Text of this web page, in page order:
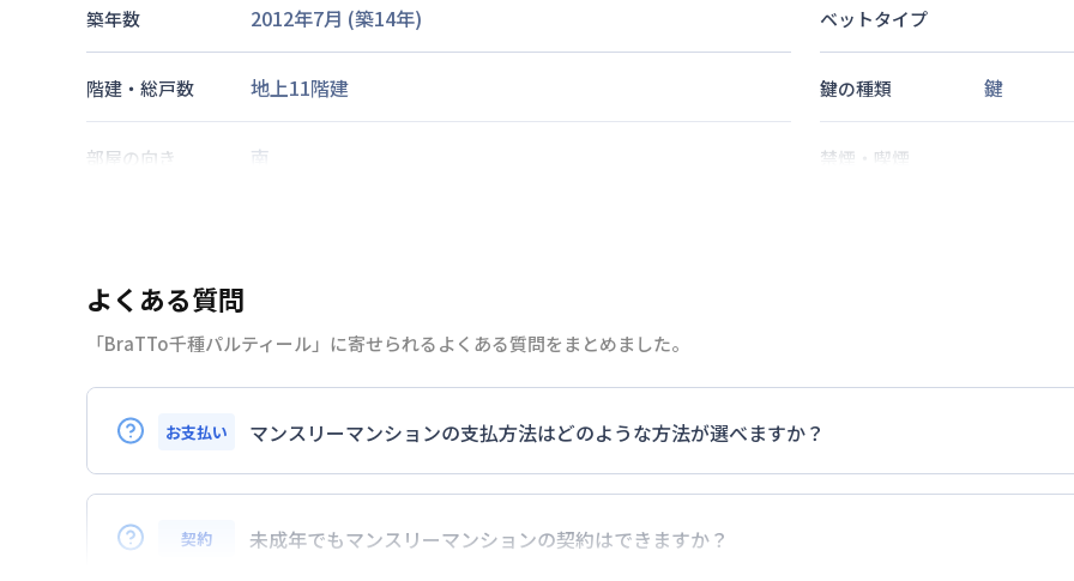
築年数 2012年7月 (築14年) ベットタイプ
階建・総戸数 地上11階建 鍵の種類 鍵
部屋の向き 南 禁煙・喫煙
駐車場
よくある質問
「BraTTo千種パルティール」に寄せられるよくある質問をまとめました。
お支払い
マンスリーマンションの支払方法はどのような方法が選べますか？
BraTToの運営するマンスリーマンションのお支払いは、指定口座へのお振込み・当社での現金払い、ク
契約
未成年でもマンスリーマンションの契約はできますか？